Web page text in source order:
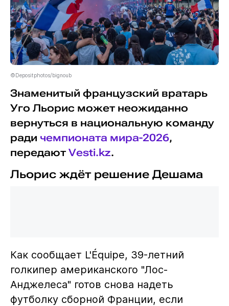
©Depositphotos/bignoub
Знаменитый французский вратарь
Уго Льорис может неожиданно
вернуться в национальную команду
ради чемпионата мира-2026,
передают Vesti.kz.
Льорис ждёт решение Дешама
Как сообщает L'Équipe, 39-летний
голкипер американского "Лос-
Анджелеса" готов снова надеть
футболку сборной Франции, если